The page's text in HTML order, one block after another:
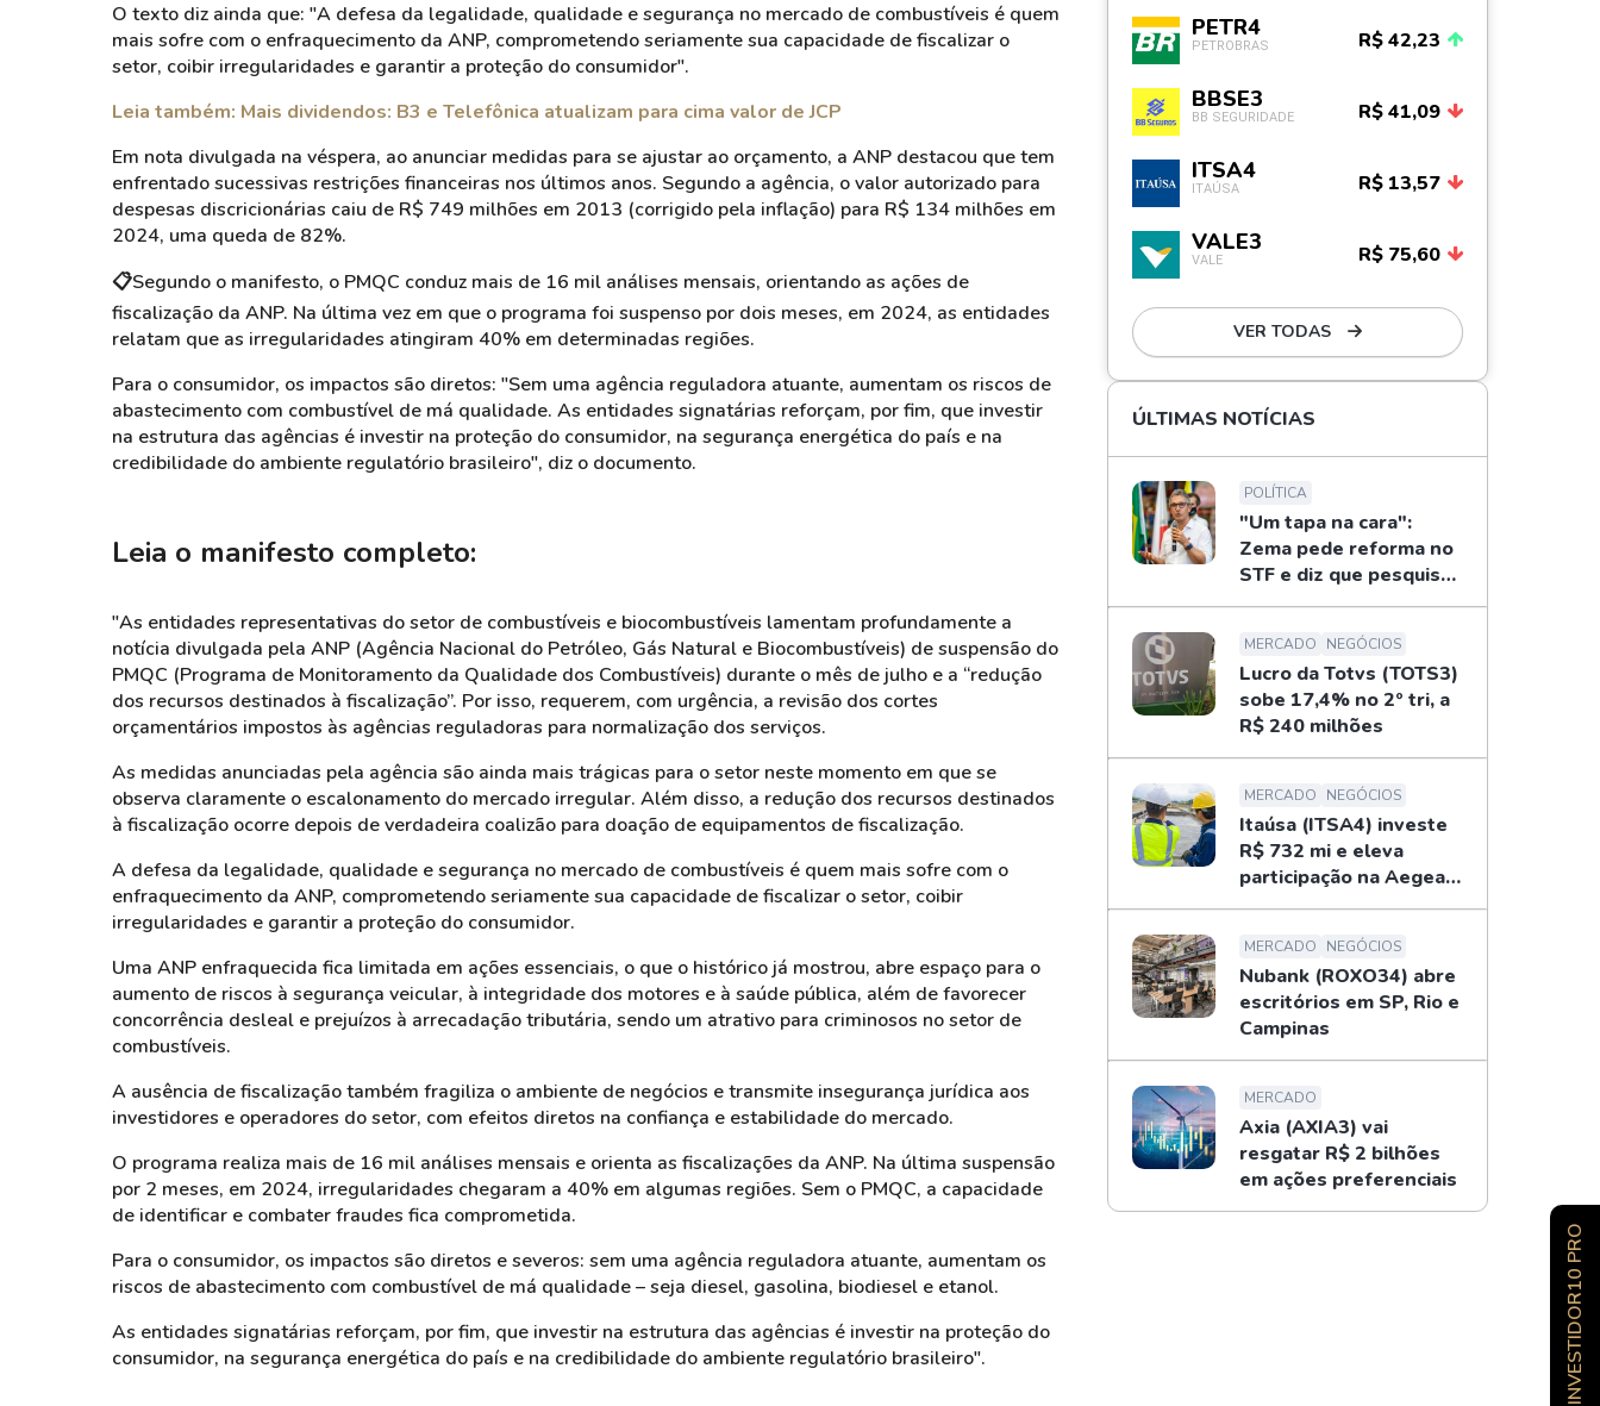
O texto diz ainda que: "A defesa da legalidade, qualidade e segurança no mercado de combustíveis é quem
mais sofre com o enfraquecimento da ANP, comprometendo seriamente sua capacidade de fiscalizar o
setor, coibir irregularidades e garantir a proteção do consumidor".
Leia também: Mais dividendos: B3 e Telefônica atualizam para cima valor de JCP
Em nota divulgada na véspera, ao anunciar medidas para se ajustar ao orçamento, a ANP destacou que tem
enfrentado sucessivas restrições financeiras nos últimos anos. Segundo a agência, o valor autorizado para
despesas discricionárias caiu de R$ 749 milhões em 2013 (corrigido pela inflação) para R$ 134 milhões em
2024, uma queda de 82%.
📋Segundo o manifesto, o PMQC conduz mais de 16 mil análises mensais, orientando as ações de
fiscalização da ANP. Na última vez em que o programa foi suspenso por dois meses, em 2024, as entidades
relatam que as irregularidades atingiram 40% em determinadas regiões.
Para o consumidor, os impactos são diretos: "Sem uma agência reguladora atuante, aumentam os riscos de
abastecimento com combustível de má qualidade. As entidades signatárias reforçam, por fim, que investir
na estrutura das agências é investir na proteção do consumidor, na segurança energética do país e na
credibilidade do ambiente regulatório brasileiro", diz o documento.
Leia o manifesto completo:
"As entidades representativas do setor de combustíveis e biocombustíveis lamentam profundamente a
notícia divulgada pela ANP (Agência Nacional do Petróleo, Gás Natural e Biocombustíveis) de suspensão do
PMQC (Programa de Monitoramento da Qualidade dos Combustíveis) durante o mês de julho e a “redução
dos recursos destinados à fiscalização”. Por isso, requerem, com urgência, a revisão dos cortes
orçamentários impostos às agências reguladoras para normalização dos serviços.
As medidas anunciadas pela agência são ainda mais trágicas para o setor neste momento em que se
observa claramente o escalonamento do mercado irregular. Além disso, a redução dos recursos destinados
à fiscalização ocorre depois de verdadeira coalizão para doação de equipamentos de fiscalização.
A defesa da legalidade, qualidade e segurança no mercado de combustíveis é quem mais sofre com o
enfraquecimento da ANP, comprometendo seriamente sua capacidade de fiscalizar o setor, coibir
irregularidades e garantir a proteção do consumidor.
Uma ANP enfraquecida fica limitada em ações essenciais, o que o histórico já mostrou, abre espaço para o
aumento de riscos à segurança veicular, à integridade dos motores e à saúde pública, além de favorecer
concorrência desleal e prejuízos à arrecadação tributária, sendo um atrativo para criminosos no setor de
combustíveis.
A ausência de fiscalização também fragiliza o ambiente de negócios e transmite insegurança jurídica aos
investidores e operadores do setor, com efeitos diretos na confiança e estabilidade do mercado.
O programa realiza mais de 16 mil análises mensais e orienta as fiscalizações da ANP. Na última suspensão
por 2 meses, em 2024, irregularidades chegaram a 40% em algumas regiões. Sem o PMQC, a capacidade
de identificar e combater fraudes fica comprometida.
Para o consumidor, os impactos são diretos e severos: sem uma agência reguladora atuante, aumentam os
riscos de abastecimento com combustível de má qualidade – seja diesel, gasolina, biodiesel e etanol.
As entidades signatárias reforçam, por fim, que investir na estrutura das agências é investir na proteção do
consumidor, na segurança energética do país e na credibilidade do ambiente regulatório brasileiro".
PETR4
PETROBRAS R$ 42,23
BBSE3
BB SEGURIDADE R$ 41,09
ITSA4
ITAÚSA R$ 13,57
VALE3
VALE R$ 75,60
VER TODAS
ÚLTIMAS NOTÍCIAS
POLÍTICA
"Um tapa na cara":
Zema pede reforma no
STF e diz que pesquisas
não definem eleições
MERCADO NEGÓCIOS
Lucro da Totvs (TOTS3)
sobe 17,4% no 2º tri, a
R$ 240 milhões
MERCADO NEGÓCIOS
Itaúsa (ITSA4) investe
R$ 732 mi e eleva
participação na Aegea
para 14%
MERCADO NEGÓCIOS
Nubank (ROXO34) abre
escritórios em SP, Rio e
Campinas
MERCADO
Axia (AXIA3) vai
resgatar R$ 2 bilhões
em ações preferenciais
INVESTIDOR10 PRO